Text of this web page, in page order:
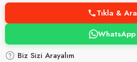
Tıkla & Ara
WhatsApp
Biz Sizi Arayalım